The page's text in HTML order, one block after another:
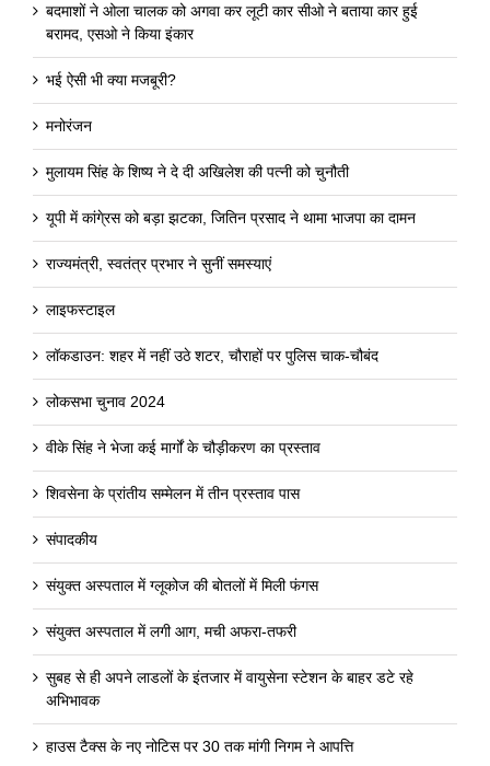
बदमाशों ने ओला चालक को अगवा कर लूटी कार सीओ ने बताया कार हुई
बरामद, एसओ ने किया इंकार
भई ऐसी भी क्या मजबूरी?
मनोरंजन
मुलायम सिंह के शिष्य ने दे दी अखिलेश की पत्नी को चुनौती
यूपी में कांगे्रस को बड़ा झटका, जितिन प्रसाद ने थामा भाजपा का दामन
राज्यमंत्री, स्वतंत्र प्रभार ने सुनीं समस्याएं
लाइफस्टाइल
लॉकडाउन: शहर में नहीं उठे शटर, चौराहों पर पुलिस चाक-चौबंद
लोकसभा चुनाव 2024
वीके सिंह ने भेजा कई मार्गों के चौड़ीकरण का प्रस्ताव
शिवसेना के प्रांतीय सम्मेलन में तीन प्रस्ताव पास
संपादकीय
संयुक्त अस्पताल में ग्लूकोज की बोतलों में मिली फंगस
संयुक्त अस्पताल में लगी आग, मची अफरा-तफरी
सुबह से ही अपने लाडलों के इंतजार में वायुसेना स्टेशन के बाहर डटे रहे
अभिभावक
हाउस टैक्स के नए नोटिस पर 30 तक मांगी निगम ने आपत्ति